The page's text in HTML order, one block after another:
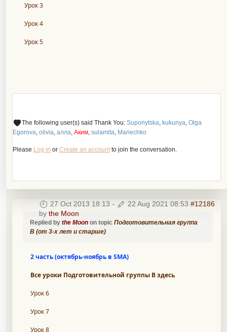
Урок 3
Урок 4
Урок 5
The following user(s) said Thank You: Suponytska kukunya Olga
Egorova olivia алла Аким sulamita Mariechko
Please Log in or Create an account to join the conversation.
27 Oct 2013 18:13 - 22 Aug 2021 08:53 #12186
by the Moon
Replied by the Moon on topic Подготовительная группа
B (от 3-х лет и старше)
2 часть (октябрь-ноябрь в SMA)
Все уроки Подготовительной группы В здесь
Урок 6
Урок 7
Урок 8